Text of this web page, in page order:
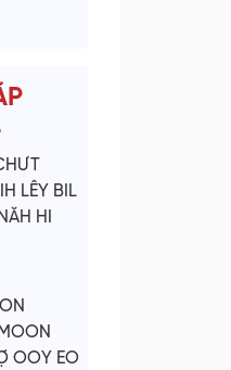
LÊY BIL
HI
OOY EO